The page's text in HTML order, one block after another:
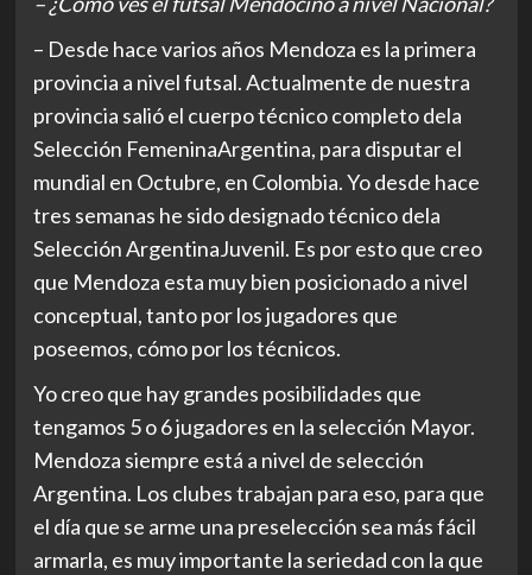
– Desde hace varios años Mendoza es la primera
provincia a nivel futsal. Actualmente de nuestra
provincia salió el cuerpo técnico completo dela
Selección FemeninaArgentina, para disputar el
mundial en Octubre, en Colombia. Yo desde hace
tres semanas he sido designado técnico dela
Selección ArgentinaJuvenil. Es por esto que creo
que Mendoza esta muy bien posicionado a nivel
conceptual, tanto por los jugadores que
poseemos, cómo por los técnicos.
Yo creo que hay grandes posibilidades que
tengamos 5 o 6 jugadores en la selección Mayor.
Mendoza siempre está a nivel de selección
Argentina. Los clubes trabajan para eso, para que
el día que se arme una preselección sea más fácil
armarla, es muy importante la seriedad con la que